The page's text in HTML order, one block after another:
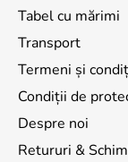
Tabel cu mărimi
Transport
Termeni și
Condiții de
Despre noi
Retururi &